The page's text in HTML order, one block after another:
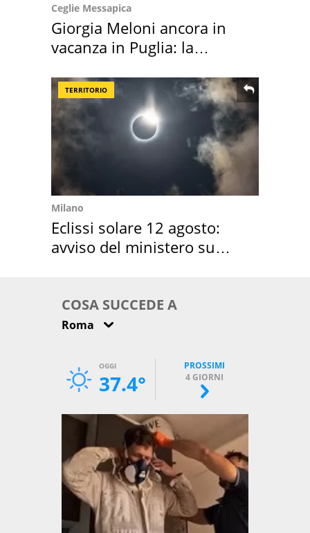
Ceglie Messapica
Giorgia Meloni ancora in
vacanza in Puglia: la
TERRITORIO
Milano
Eclissi solare 12 agosto:
avviso del ministero su